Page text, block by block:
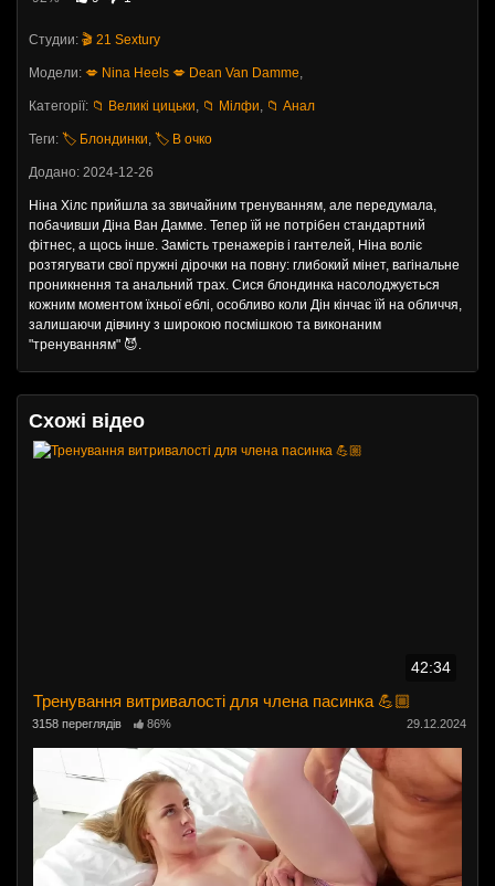
Студии: 🎬 21 Sextury
Модели: 💋 Nina Heels 💋 Dean Van Damme,
Категорії: 📁 Великі цицьки, 📁 Мілфи, 📁 Анал
Теги: 🏷️ Блондинки, 🏷️ В очко
Додано: 2024-12-26
Ніна Хілс прийшла за звичайним тренуванням, але передумала,
побачивши Діна Ван Дамме. Тепер їй не потрібен стандартний
фітнес, а щось інше. Замість тренажерів і гантелей, Ніна воліє
розтягувати свої пружні дірочки на повну: глибокий мінет, вагінальне
проникнення та анальний трах. Сися блондинка насолоджується
кожним моментом їхньої еблі, особливо коли Дін кінчає їй на обличчя,
залишаючи дівчину з широкою посмішкою та виконаним
"тренуванням" 😈.
Схожі відео
42:34
Тренування витривалості для члена пасинка 💪🏼
3158 переглядів 86% 29.12.2024